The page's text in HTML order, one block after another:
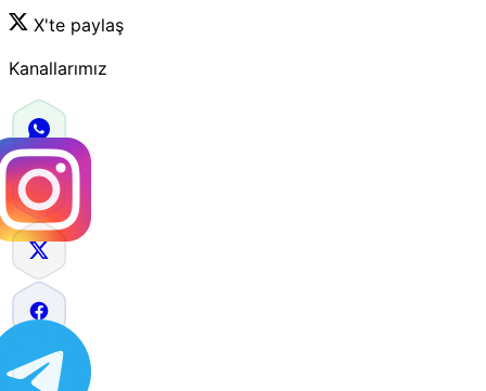
X'te paylaş
Kanallarımız